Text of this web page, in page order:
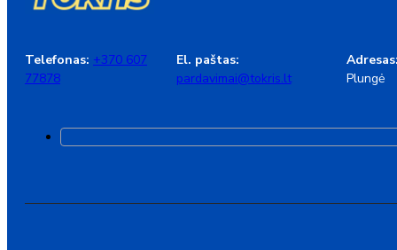
Telefonas: +370 607
77878
El. paštas:
pardavimai@tokris.lt
Plungė